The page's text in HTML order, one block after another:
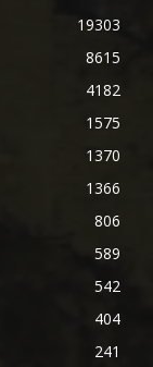
19303
8615
4182
1575
1370
1366
806
589
542
404
241